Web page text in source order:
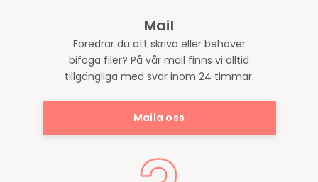
Mail
Föredrar du att skriva eller behöver
bifoga filer? På vår mail finns vi alltid
tillgängliga med svar inom 24 timmar.
Maila oss